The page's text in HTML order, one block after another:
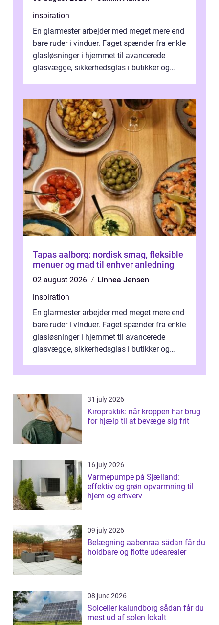
inspiration
En glarmester arbejder med meget mere end
bare ruder i vinduer. Faget spænder fra enkle
glasløsninger i hjemmet til avancerede
glasvægge, sikkerhedsglas i butikker og
Tapas aalborg: nordisk smag, fleksible
menuer og mad til enhver anledning
02 august 2026
Linnea Jensen
inspiration
En glarmester arbejder med meget mere end
bare ruder i vinduer. Faget spænder fra enkle
glasløsninger i hjemmet til avancerede
glasvægge, sikkerhedsglas i butikker og
31 july 2026
Kiropraktik: når kroppen har brug
for hjælp til at bevæge sig frit
16 july 2026
Varmepumpe på Sjælland:
effektiv og grøn opvarmning til
hjem og erhverv
09 july 2026
Belægning aabenraa sådan får du
holdbare og flotte udearealer
08 june 2026
Solceller kalundborg sådan får du
mest ud af solen lokalt